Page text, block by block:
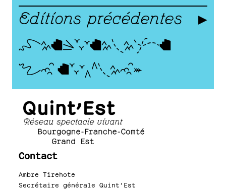
Editions précédentes
Dispositifs
de soutien
Contact
Ambre Tirehote
Secrétaire générale Quint’Est